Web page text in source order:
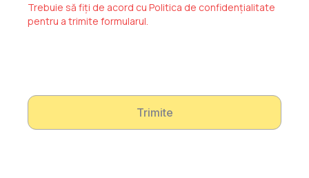
Trebuie să fiți de acord cu Politica de confidențialitate
pentru a trimite formularul.
Trimite